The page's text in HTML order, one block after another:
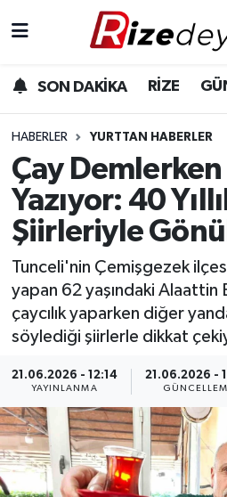
SON DAKİKA RİZE
HABERLER YURTTAN HABERLER
Çay
Yazıyor: 40
Şiirleriyle
Tunceli'nin Çemişgezek
yapan 62 yaşındaki Alaattin
çaycılık yaparken diğer
söylediği şiirlerle dikkat
21.06.2026 - 12:14
YAYINLANMA
21.06.2026 -
Gündem
Yurttan Haberler
Ekonomi
Teknoloji
Sağlık
Rize Hava Durumu
Rize Trafik Yoğunluk
Süper Lig Puan Durumu
Tüm Manşetler
Son Dakika Haberleri
Haber Arşivi